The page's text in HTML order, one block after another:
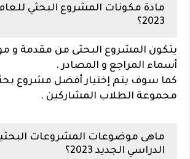
مادة مكونات المشروع البحثي
2023؟
يتكون المشروع البحثى من مقدمة و
أسماء المراجع و المصادر .
كما سوف يتم إختيار أفضل مشروع
مجموعة الطلاب المشاركين .
ماهى موضوعات المشروعات
الدراسي الجديد 2023؟